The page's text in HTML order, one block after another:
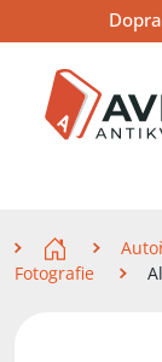
na
obsah
na
navigaci
na
vyhledávání
Fotografie